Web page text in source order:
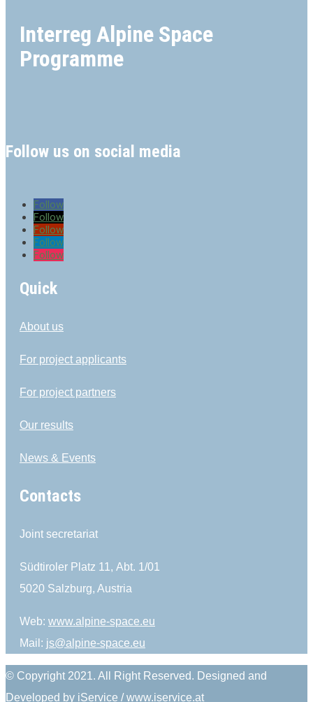
Interreg Alpine Space
Programme
Follow us on social media
Follow
Follow
Follow
Follow
Follow
Quick
About us
For project applicants
For project partners
Our results
News & Events
Contacts
Joint secretariat
Südtiroler Platz 11, Abt. 1/01
5020 Salzburg, Austria
Web: www.alpine-space.eu
Mail: js@alpine-space.eu
© Copyright 2021. All Right Reserved. Designed and
Developed by iService / www.iservice.at